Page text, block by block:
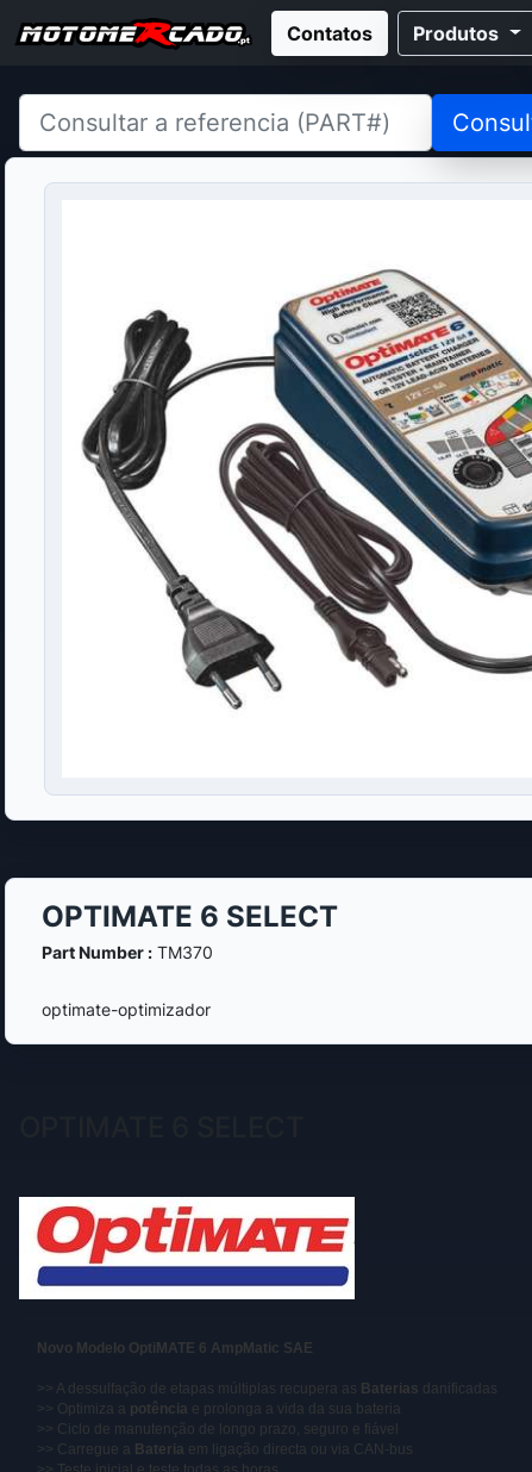
Contatos Produtos
OPTIMATE 6 SELECT
Part Number :TM370
optimate-optimizador
Novo Modelo OptiMATE 6 AmpMatic SAE
>> A dessulfação de etapas múltiplas recupera as Baterias danificadas
>> Optimiza a potência e prolonga a vida da sua bateria
>> Ciclo de manutenção de longo prazo, seguro e fiável
>> Carregue a Bateria em ligação directa ou via CAN-bus